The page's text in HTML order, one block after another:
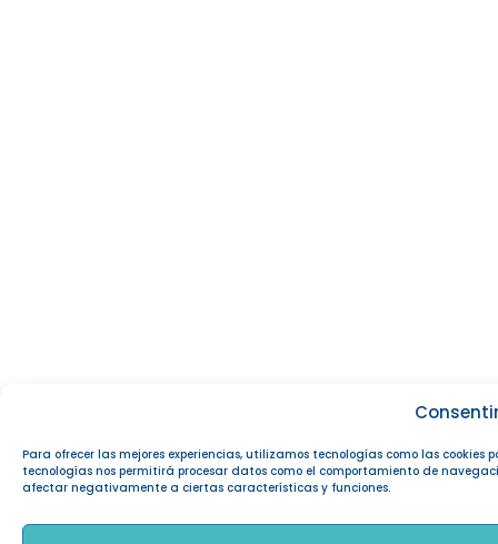
Para ofrecer las mejores experiencias, utilizamos tecnologías como las
tecnologías nos permitirá procesar datos como el comportamiento de
afectar negativamente a ciertas características y funciones.